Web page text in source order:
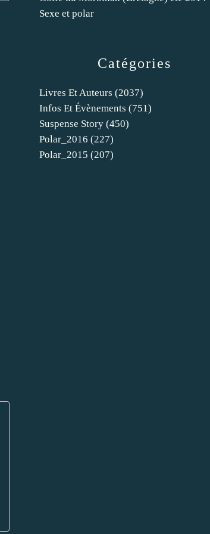
Catégories
Livres Et Auteurs (2037)
Infos Et Évènements (751)
Suspense Story (450)
Polar_2016 (227)
Polar_2015 (207)
Sexe et polar